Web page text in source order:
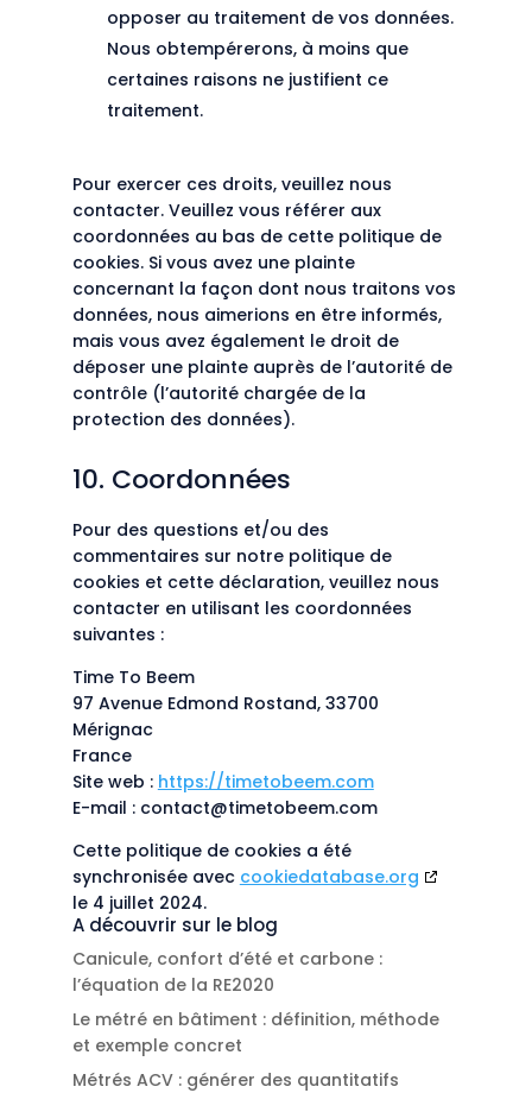
opposer au traitement de vos données.
Nous obtempérerons, à moins que
certaines raisons ne justifient ce
traitement.
Pour exercer ces droits, veuillez nous
contacter. Veuillez vous référer aux
coordonnées au bas de cette politique de
cookies. Si vous avez une plainte
concernant la façon dont nous traitons vos
données, nous aimerions en être informés,
mais vous avez également le droit de
déposer une plainte auprès de l’autorité de
contrôle (l’autorité chargée de la
protection des données).
10. Coordonnées
Pour des questions et/ou des
commentaires sur notre politique de
cookies et cette déclaration, veuillez nous
contacter en utilisant les coordonnées
suivantes :
Time To Beem
97 Avenue Edmond Rostand, 33700
Mérignac
France
Site web : https://timetobeem.com
E-mail : contact@timetobeem.com
Cette politique de cookies a été
synchronisée avec cookiedatabase.org
le 4 juillet 2024.
A découvrir sur le blog
Canicule, confort d’été et carbone :
l’équation de la RE2020
Le métré en bâtiment : définition, méthode
et exemple concret
Métrés ACV : générer des quantitatifs